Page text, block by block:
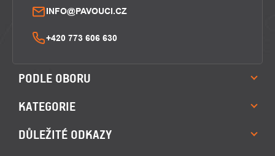
INFO@PAVOUCI.CZ
+420 773 606 630
PODLE OBORU
KATEGORIE
DŮLEŽITÉ ODKAZY